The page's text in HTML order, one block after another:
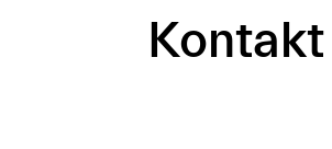
Kontakt